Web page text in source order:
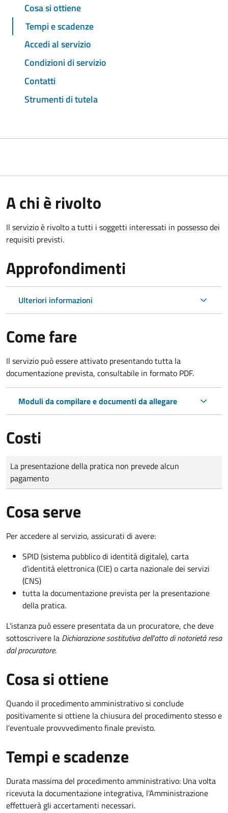
Cosa si ottiene
Tempi e scadenze
Accedi al servizio
Condizioni di servizio
Contatti
Strumenti di tutela
A chi è rivolto
Il servizio è rivolto a tutti i soggetti interessati in possesso dei
requisiti previsti.
Approfondimenti
Ulteriori informazioni
Come fare
Il servizio può essere attivato presentando tutta la
documentazione prevista, consultabile in formato PDF.
Moduli da compilare e documenti da allegare
Costi
Tipo di pagamento
Importo
La presentazione della pratica non prevede alcun
pagamento
Cosa serve
Per accedere al servizio, assicurati di avere:
SPID (sistema pubblico di identità digitale), carta
d’identità elettronica (CIE) o carta nazionale dei servizi
(CNS)
tutta la documentazione prevista per la presentazione
della pratica.
L'istanza può essere presentata da un procuratore, che deve
sottoscrivere la Dichiarazione sostitutiva dell'atto di notorietà resa
dal procuratore.
Cosa si ottiene
Quando il procedimento amministrativo si conclude
positivamente si ottiene la chiusura del procedimento stesso e
l'eventuale provvvedimento finale previsto.
Tempi e scadenze
Durata massima del procedimento amministrativo: Una volta
ricevuta la documentazione integrativa, l'Amministrazione
effettuerà gli accertamenti necessari.